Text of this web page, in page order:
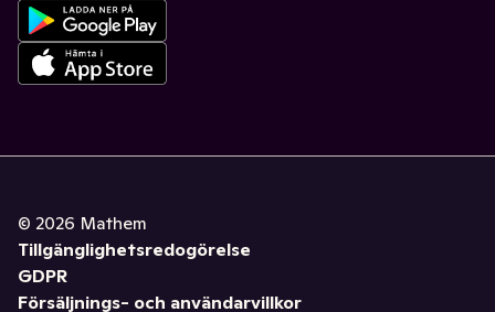
© 2026 Mathem
Tillgänglighetsredogörelse
GDPR
Försäljnings- och användarvillkor